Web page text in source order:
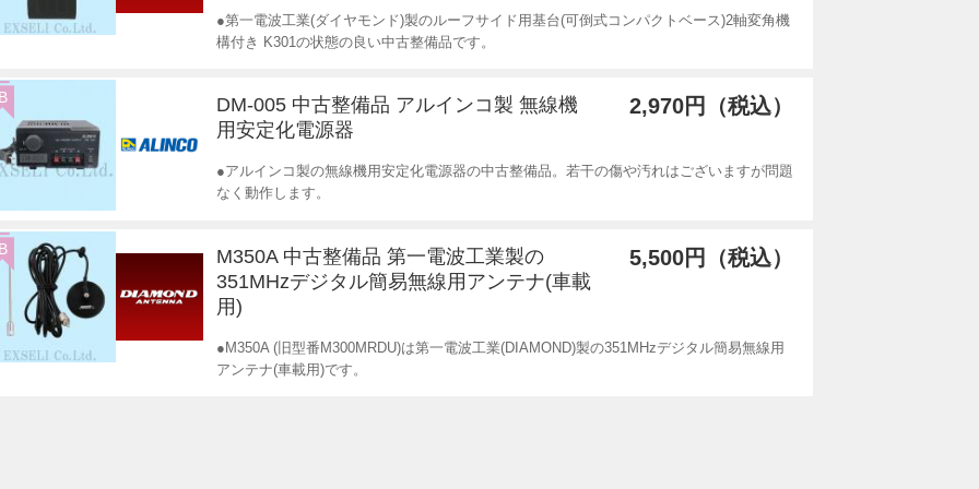
●第一電波工業(ダイヤモンド)製のルーフサイド用基台(可倒式コンパクトベース)2軸変角機
構付き K301の状態の良い中古整備品です。
DM-005 中古整備品 アルインコ製 無線機
用安定化電源器
2,970円（税込）
●アルインコ製の無線機用安定化電源器の中古整備品。若干の傷や汚れはございますが問題
なく動作します。
M350A 中古整備品 第一電波工業製の
351MHzデジタル簡易無線用アンテナ(車載
用)
5,500円（税込）
●M350A (旧型番M300MRDU)は第一電波工業(DIAMOND)製の351MHzデジタル簡易無線用
アンテナ(車載用)です。